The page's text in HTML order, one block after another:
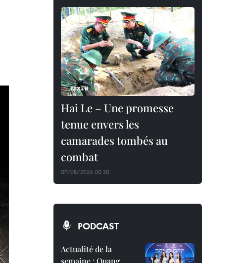
Hai Le – Une promesse
tenue envers les
camarades tombés au
combat
07/08/2026 00:30
PODCAST
Actualité de la
semaine : Quang